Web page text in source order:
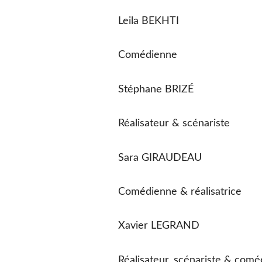
Leila BEKHTI
Comédienne
Stéphane BRIZÉ
Réalisateur & scénariste
Sara GIRAUDEAU
Comédienne & réalisatrice
Xavier LEGRAND